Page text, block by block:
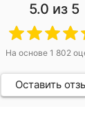
5.0 из 5
На основе 1 802
Оставить